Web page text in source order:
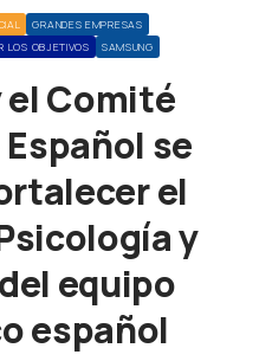
GRANDES EMPRESAS
LOS OBJETIVOS
SAMSUNG
el Comité
se
el
y
equipo
español